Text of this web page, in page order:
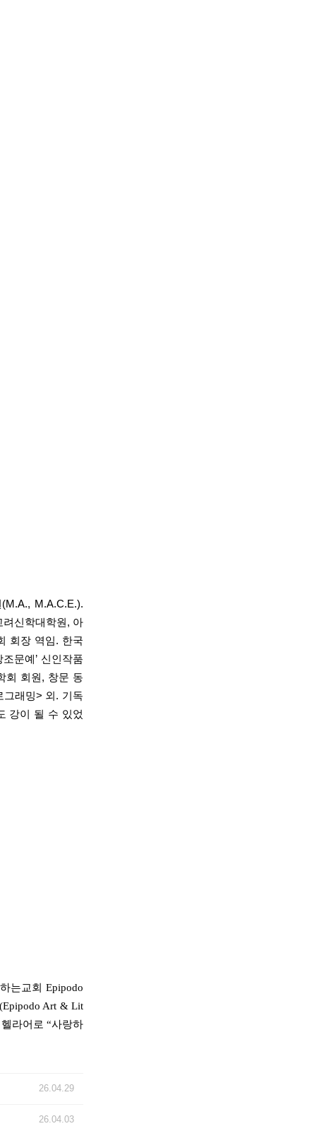
M.A.C.E.).
신학대학원, 아
회장 역임. 한국
문예’ 신인작품
회 회원, 창문 동
그래밍> 외. 기독
강이 될 수 있었
는교회 Epipodo
Art & Lit
라어로 “사랑하
26.04.29
26.04.03